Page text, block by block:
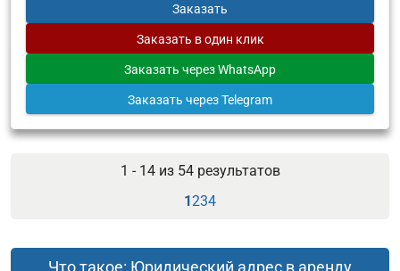
Заказать
Заказать в один клик
Заказать через WhatsApp
Заказать через Telegram
1 - 14 из 54результатов
1234
Что такое: Юридический адрес в аренду